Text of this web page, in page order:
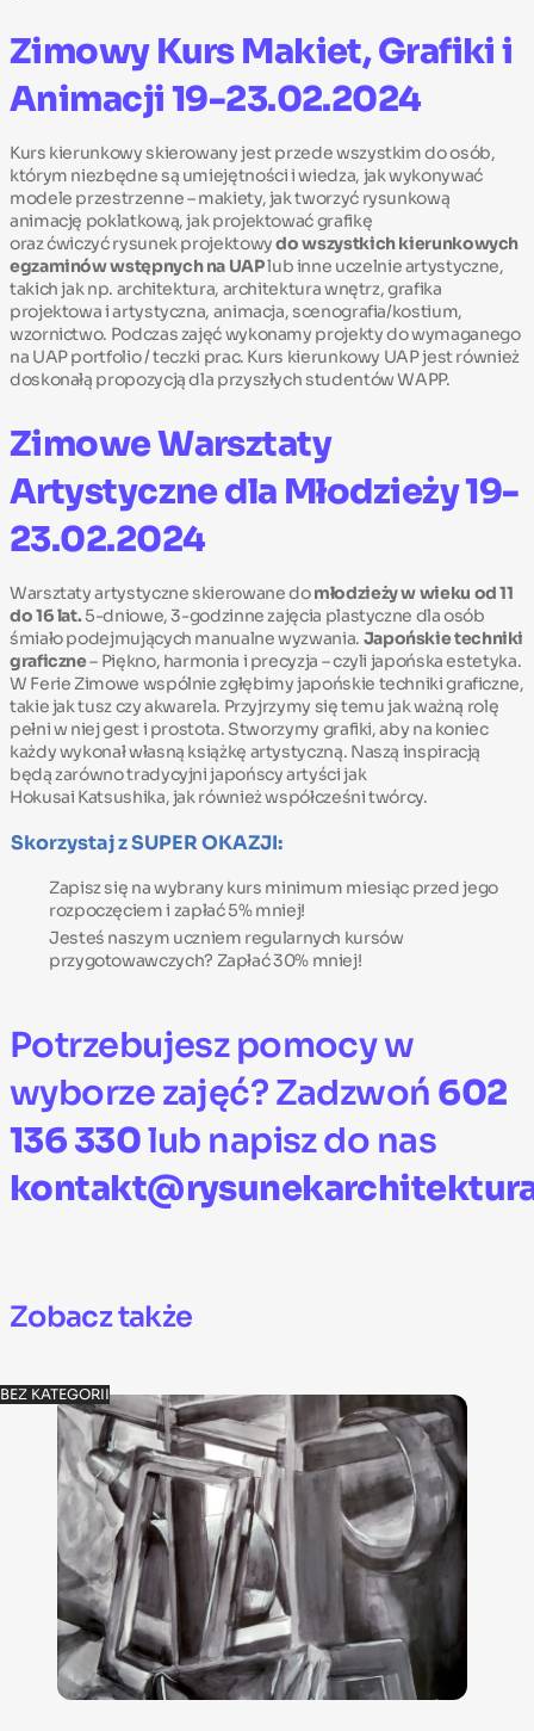
Zimowy Kurs Makiet, Grafiki i
Animacji 19-23.02.2024
Kurs kierunkowy skierowany jest przede wszystkim do osób,
którym niezbędne są umiejętności i wiedza, jak wykonywać
modele przestrzenne – makiety, jak tworzyć rysunkową
animację poklatkową, jak projektować grafikę
oraz ćwiczyć rysunek projektowydo wszystkich kierunkowych
egzaminów wstępnych na UAPlub inne uczelnie artystyczne,
takich jak np. architektura, architektura wnętrz, grafika
projektowa i artystyczna, animacja, scenografia/kostium,
wzornictwo. Podczas zajęć wykonamy projekty do wymaganego
na UAP portfolio / teczki prac. Kurs kierunkowy UAP jest również
doskonałą propozycją dla przyszłych studentów WAPP.
Zimowe Warsztaty
Artystyczne dla Młodzieży 19-
23.02.2024
Warsztaty artystyczne skierowane domłodzieży w wieku od 11
do 16 lat. 5-dniowe, 3-godzinne zajęcia plastyczne dla osób
śmiało podejmujących manualne wyzwania. Japońskie techniki
graficzne– Piękno, harmonia i precyzja – czyli japońska estetyka.
W Ferie Zimowe wspólnie zgłębimy japońskie techniki graficzne,
takie jak tusz czy akwarela. Przyjrzymy się temu jak ważną rolę
pełni w niej gest i prostota. Stworzymy grafiki, aby na koniec
każdy wykonał własną książkę artystyczną. Naszą inspiracją
będą zarówno tradycyjni japońscy artyści jak
Hokusai Katsushika, jak również współcześni twórcy.
Skorzystaj z SUPER OKAZJI:
Zapisz się na wybrany kurs minimum miesiąc przed jego
rozpoczęciem i zapłać 5% mniej!
Jesteś naszym uczniem regularnych kursów
przygotowawczych? Zapłać 30% mniej!
Potrzebujesz pomocy w
wyborze zajęć? Zadzwoń 602
136 330lub napisz do nas
Zobacz także
BEZ KATEGORII